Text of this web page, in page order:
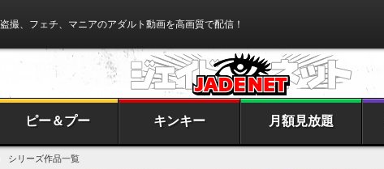
盗撮、フェチ、マニアのアダルト動画を高画質で配信！
ピー＆プー キンキー 月額見放題
シリーズ作品一覧